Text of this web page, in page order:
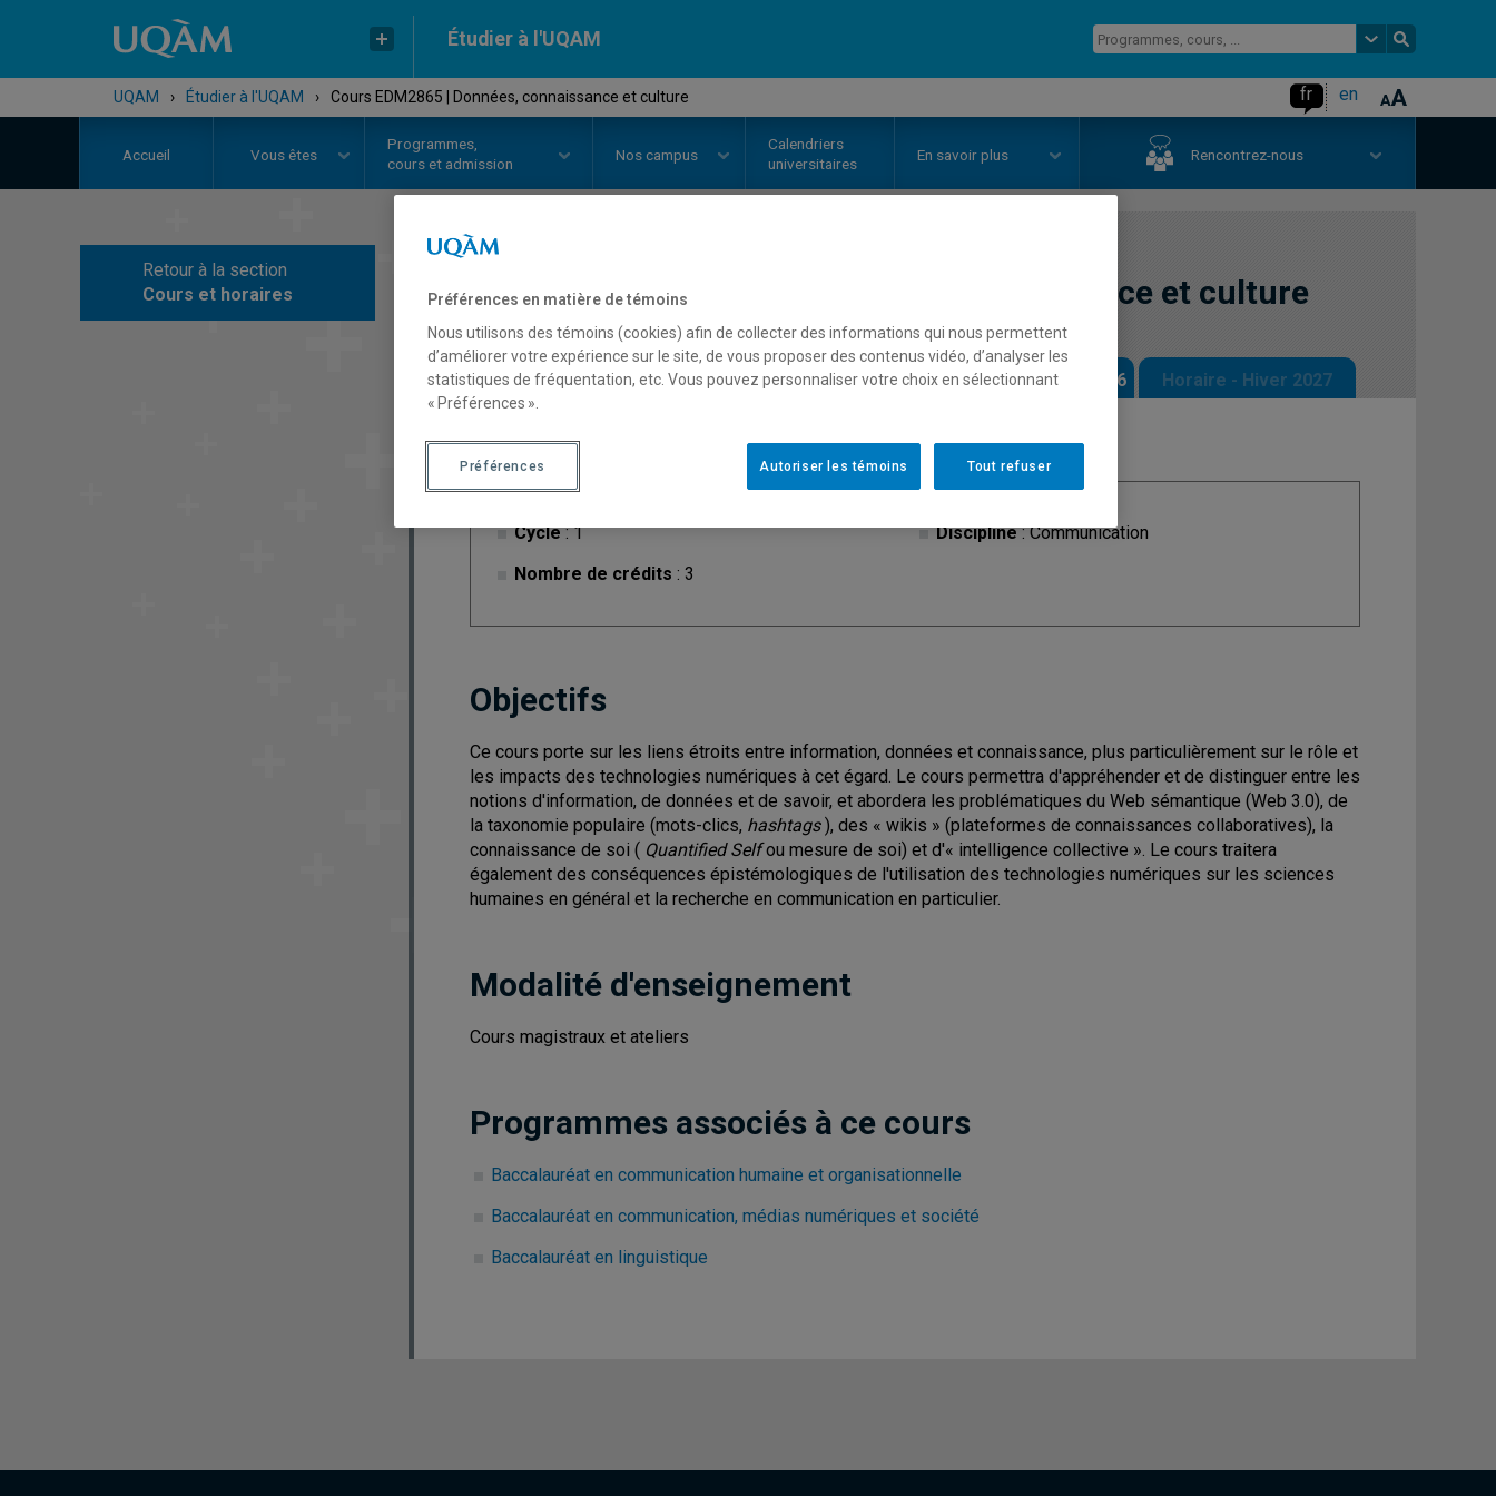
Étudier à l'UQAM
UQAM › Étudier à l'UQAM › Cours EDM2865 | Données, connaissance et culture fr en
Accueil Vous êtes
Programmes,
cours et admission
Nos campus
Calendriers
universitaires
En savoir plus Rencontrez-nous
Retour à la section
Cours et horaires
COURS// EDM2865 Données, connaissance et culture
Description Horaire - Été 2026 Horaire - Automne 2026 Horaire - Hiver 2027
Cycle: 1
Nombre de crédits : 3
Discipline: Communication
Objectifs
Ce cours porte sur les liens étroits entre information, données et connaissance, plus particulièrement sur le rôle et
les impacts des technologies numériques à cet égard. Le cours permettra d'appréhender et de distinguer entre les
notions d'information, de données et de savoir, et abordera les problématiques du Web sémantique (Web 3.0), de
la taxonomie populaire (mots-clics, hashtags), des « wikis » (plateformes de connaissances collaboratives), la
connaissance de soi ( Quantified Selfou mesure de soi) et d'« intelligence collective ». Le cours traitera
également des conséquences épistémologiques de l'utilisation des technologies numériques sur les sciences
humaines en général et la recherche en communication en particulier.
Modalité d'enseignement
Cours magistraux et ateliers
Programmes associés à ce cours
Baccalauréat en communication humaine et organisationnelle
Baccalauréat en communication, médias numériques et société
Baccalauréat en linguistique
Préférences en matière de témoins
Nous utilisons des témoins (cookies) afin de collecter des informations qui nous permettent
d’améliorer votre expérience sur le site, de vous proposer des contenus vidéo, d’analyser les
statistiques de fréquentation, etc. Vous pouvez personnaliser votre choix en sélectionnant
« Préférences ».
Tout refuser
Autoriser les témoins
Préférences